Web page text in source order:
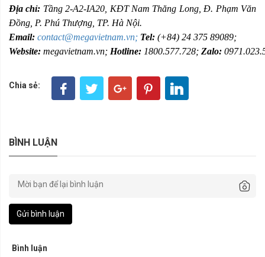
Địa chỉ: Tầng 2-A2-IA20, KĐT Nam Thăng Long, Đ. Phạm Văn
Đồng, P. Phú Thượng, TP. Hà Nội.
Email: contact@megavietnam.vn; Tel: (+84) 24 375 89089;
Website: megavietnam.vn; Hotline: 1800.577.728; Zalo:
Chia sẻ:
BÌNH LUẬN
Gửi bình luận
Bình luận